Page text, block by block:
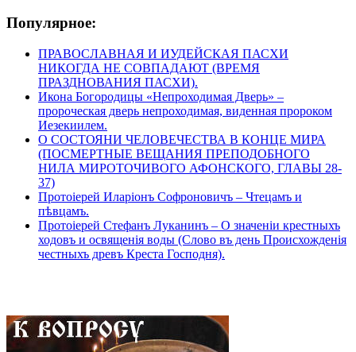
Популярное:
ПРАВОСЛАВНАЯ И ИУДЕЙСКАЯ ПАСХИ
НИКОГДА НЕ СОВПАДАЮТ (ВРЕМЯ
ПРАЗДНОВАНИЯ ПАСХИ).
Икона Богородицы «Непроходимая Дверь» –
пророческая дверь непроходимая, виденная пророком
Иезекиилем.
О СОСТОЯНИ ЧЕЛОВЕЧЕСТВА В КОНЦЕ МИРА
(ПОСМЕРТНЫЕ ВЕЩАНИЯ ПРЕПОДОБНОГО
НИЛА МИРОТОЧИВОГО АФОНСКОГО, ГЛАВЫ 28-
37)
Протоіерей Иларіонъ Софроновичъ – Чтецамъ и
пѣвцамъ.
Протоіерей Стефанъ Луканинъ – О значеніи крестныхъ
ходовъ и освященія воды (Слово въ день Происхожденія
честныхъ древъ Креста Господня).